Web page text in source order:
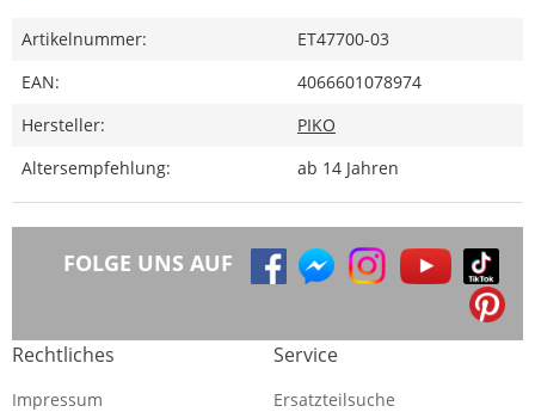
Artikelnummer:
ET47700-03
EAN:
4066601078974
Hersteller:
PIKO
Altersempfehlung:
ab 14 Jahren
FOLGE UNS AUF
Rechtliches
Impressum
Service
Ersatzteilsuche